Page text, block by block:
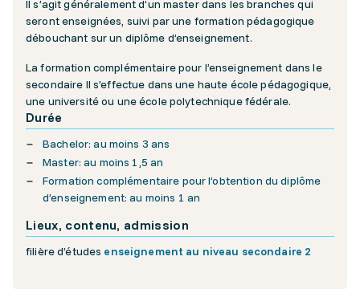
Il s’agit généralement d’un master dans les branches qui
seront enseignées, suivi par une formation pédagogique
débouchant sur un diplôme d’enseignement.
La formation complémentaire pour l’enseignement dans le
secondaire II s’effectue dans une haute école pédagogique,
une université ou une école polytechnique fédérale.
Durée
Bachelor: au moins 3 ans
Master: au moins 1,5 an
Formation complémentaire pour l’obtention du diplôme
d’enseignement: au moins 1 an
Lieux, contenu, admission
filière d’études enseignement au niveau secondaire 2